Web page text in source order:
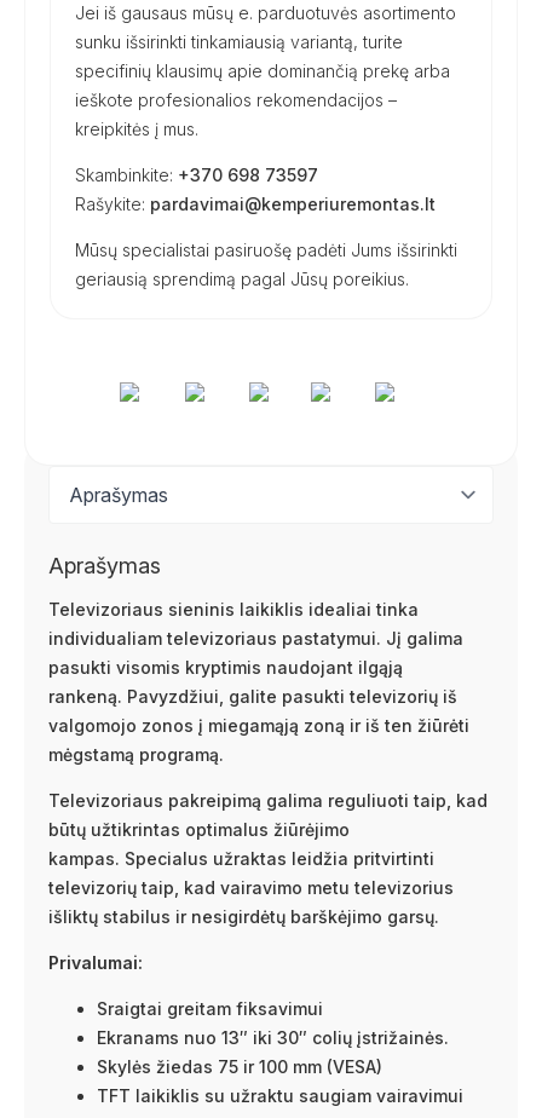
Jei iš gausaus mūsų e. parduotuvės asortimento
sunku išsirinkti tinkamiausią variantą, turite
specifinių klausimų apie dominančią prekę arba
ieškote profesionalios rekomendacijos –
kreipkitės į mus.
Skambinkite: +370 698 73597
Rašykite: pardavimai@kemperiuremontas.lt
Mūsų specialistai pasiruošę padėti Jums išsirinkti
geriausią sprendimą pagal Jūsų poreikius.
Aprašymas
Televizoriaus sieninis laikiklis idealiai tinka
individualiam televizoriaus pastatymui. Jį galima
pasukti visomis kryptimis naudojant ilgąją
rankeną. Pavyzdžiui, galite pasukti televizorių iš
valgomojo zonos į miegamąją zoną ir iš ten žiūrėti
mėgstamą programą.
Televizoriaus pakreipimą galima reguliuoti taip, kad
būtų užtikrintas optimalus žiūrėjimo
kampas. Specialus užraktas leidžia pritvirtinti
televizorių taip, kad vairavimo metu televizorius
išliktų stabilus ir nesigirdėtų barškėjimo garsų.
Privalumai:
Sraigtai greitam fiksavimui
Ekranams nuo 13″ iki 30″ colių įstrižainės.
Skylės žiedas 75 ir 100 mm (VESA)
TFT laikiklis su užraktu saugiam vairavimui